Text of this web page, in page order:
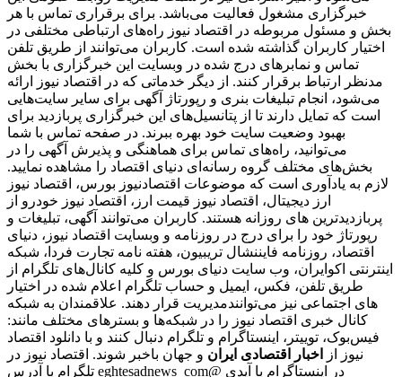
خبرگزاری مشغول فعالیت می‌باشد. برای برقراری تماس با هر
بخش و مسئول مربوطه در اقتصاد نیوز راه‌های ارتباطی مختلفی در
اختیار کاربران گذاشته شده است. کاربران می‌توانند از طریق تلفن
تماس و نمابرهای درج شده در وبسایت این خبرگزاری با بخش
مدنظر ارتباط برقرار کنند. از دیگر خدماتی که در اقتصاد نیوز ارائه
می‌شود، انجام تبلیغات بنری و رپورتاژ آگهی برای سایر سایت‌هایی
است که تمایل دارند تا از پتانسیل‌های این خبرگزاری پربازدید برای
بهبود وضعیت سایت خود بهره ببرند. در صفحه تماس با شما
می‌توانید، راه‌های تماس برای هماهنگی و پذیرش آگهی را در
بخش‌های مختلف گروه رسانه‌ای دنیای اقتصاد را مشاهده نمایید.
لازم به یادآوری است که موضوعات اقتصادنیوز بورس، اقتصاد نیوز
ارز دیجیتال، اقتصاد نیوز قیمت ارز، اقتصاد نیوز خودرو از
پربازدیدترین های روزانه هستند. کاربران می‌توانند آگهی، تبلیغات و
رپورتاژ خود را برای درج در روزنامه و وبسایت اقتصاد نیوز، دنیای
اقتصاد، روزنامه فایننشال تریبیون، هفته نامه تجارت فردا، شبکه
اینترنتی اکوایران، وب سایت دنیای بورس و کلیه کانال‌های تلگرام از
طریق تلفن، فکس، ایمیل و حساب تلگرام اعلام شده در اختیار
مدیریت قرار دهند. علاقمندان به شبکه‎‌های اجتماعی نیز می‌توانند
کانال خبری اقتصاد نیوز را در شبکه‌ها و بسترهای مختلف مانند:
فیس‌بوک، توییتر، اینستاگرام و تلگرام دنبال کنند و با دانلود اقتصاد
نیوز از
اخبار اقتصادی ایران و جهان باخبر شوند. اقتصاد نیوز در
تلگرام با آدرس eghtesadnews_com@ در اینستاگرام با آیدی